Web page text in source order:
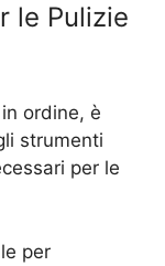
le Pulizie
ordine, è
strumenti
per le
per